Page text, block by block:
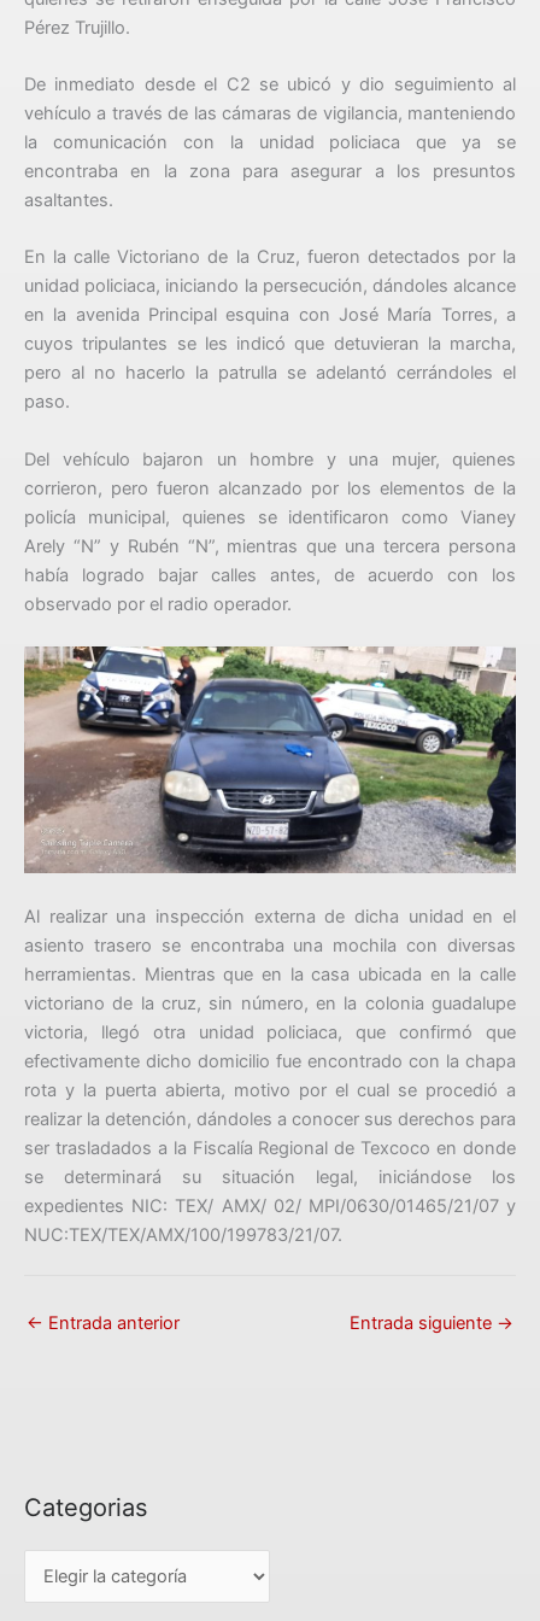
Pérez Trujillo.
De inmediato desde el C2 se ubicó y dio seguimiento al
vehículo a través de las cámaras de vigilancia, manteniendo
la comunicación con la unidad policiaca que ya se
encontraba en la zona para asegurar a los presuntos
asaltantes.
En la calle Victoriano de la Cruz, fueron detectados por la
unidad policiaca, iniciando la persecución, dándoles alcance
en la avenida Principal esquina con José María Torres, a
cuyos tripulantes se les indicó que detuvieran la marcha,
pero al no hacerlo la patrulla se adelantó cerrándoles el
paso.
Del vehículo bajaron un hombre y una mujer, quienes
corrieron, pero fueron alcanzado por los elementos de la
policía municipal, quienes se identificaron como Vianey
Arely “N” y Rubén “N”, mientras que una tercera persona
había logrado bajar calles antes, de acuerdo con los
observado por el radio operador.
Al realizar una inspección externa de dicha unidad en el
asiento trasero se encontraba una mochila con diversas
herramientas. Mientras que en la casa ubicada en la calle
victoriano de la cruz, sin número, en la colonia guadalupe
victoria, llegó otra unidad policiaca, que confirmó que
efectivamente dicho domicilio fue encontrado con la chapa
rota y la puerta abierta, motivo por el cual se procedió a
realizar la detención, dándoles a conocer sus derechos para
ser trasladados a la Fiscalía Regional de Texcoco en donde
se determinará su situación legal, iniciándose los
expedientes NIC: TEX/ AMX/ 02/ MPI/0630/01465/21/07 y
NUC:TEX/TEX/AMX/100/199783/21/07.
← Entrada anterior Entrada siguiente →
Categorias
C